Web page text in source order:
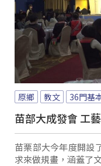
原鄉 教文 36門基
苗部大成發會 工
苗栗部大今年度開設
求來做規畫，涵蓋了